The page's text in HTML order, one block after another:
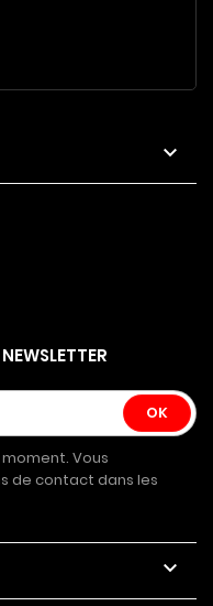

Vous
de contact dans les
